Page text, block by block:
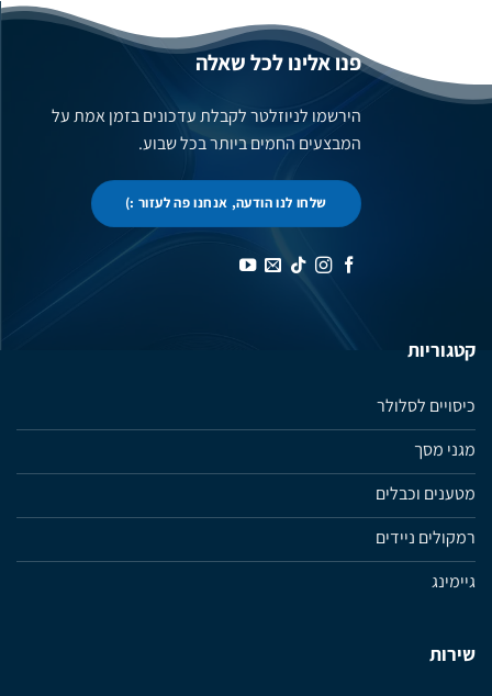
פנו אלינו לכל שאלה
הירשמו לניוזלטר לקבלת עדכונים בזמן אמת על
המבצעים החמים ביותר בכל שבוע.
שלחו לנו הודעה, אנחנו פה לעזור :)
קטגוריות
כיסויים לסלולר
מגני מסך
מטענים וכבלים
רמקולים ניידים
גיימינג
שירות